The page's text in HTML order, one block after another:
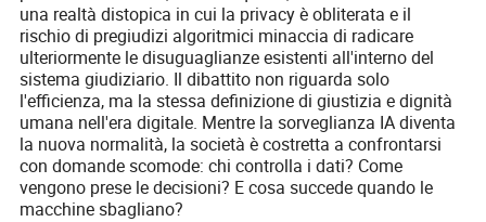
una realtà distopica in cui la privacy è obliterata e il
rischio di pregiudizi algoritmici minaccia di radicare
ulteriormente le disuguaglianze esistenti all'interno del
sistema giudiziario. Il dibattito non riguarda solo
l'efficienza, ma la stessa definizione di giustizia e dignità
umana nell'era digitale. Mentre la sorveglianza IA diventa
la nuova normalità, la società è costretta a confrontarsi
con domande scomode: chi controlla i dati? Come
vengono prese le decisioni? E cosa succede quando le
macchine sbagliano?